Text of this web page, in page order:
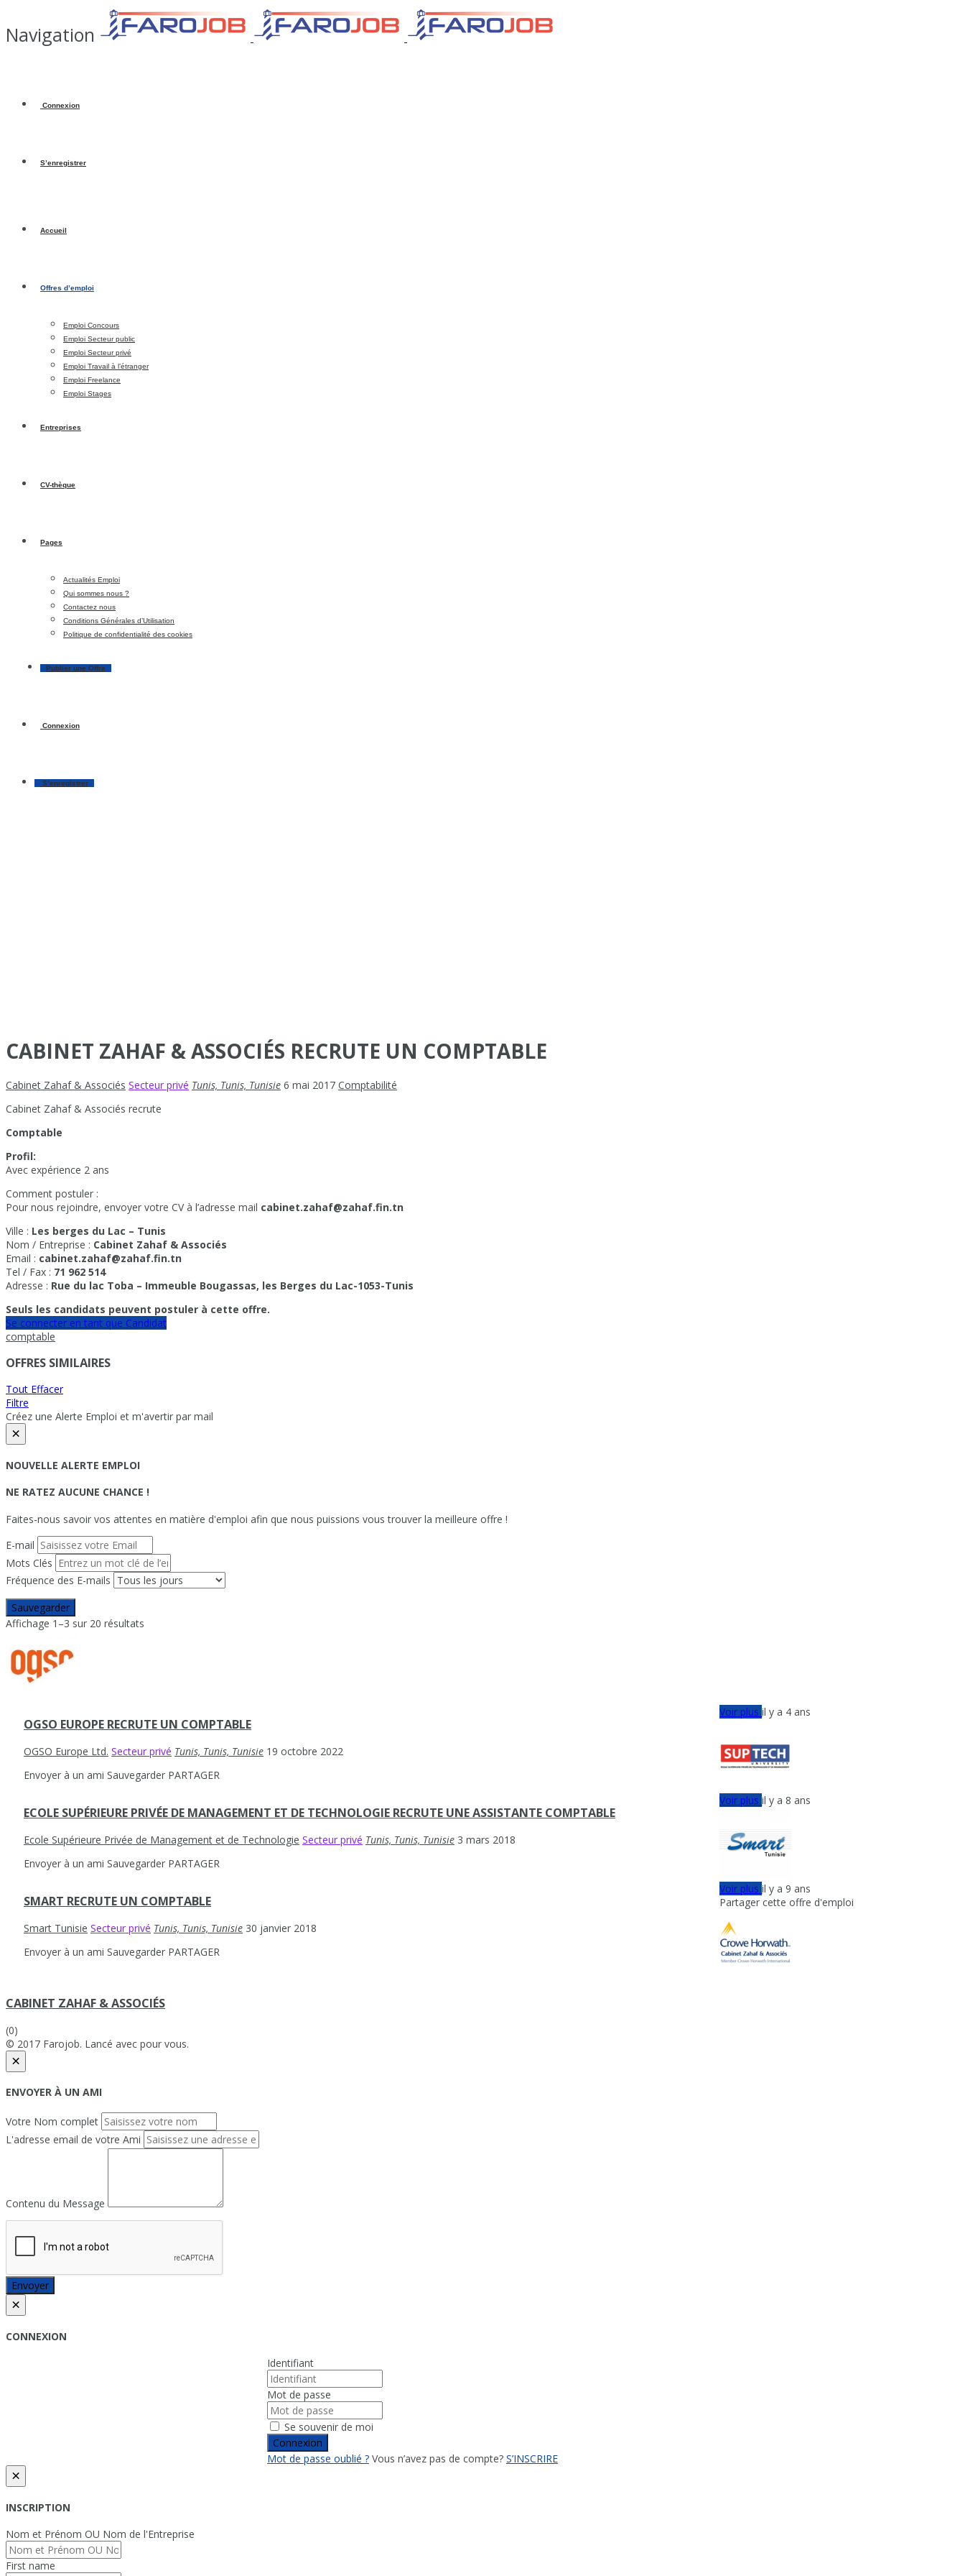
Navigation
Connexion
S’enregistrer
Accueil
Offres d’emploi
Emploi Concours
Emploi Secteur public
Emploi Secteur privé
Emploi Travail à l’étranger
Emploi Freelance
Emploi Stages
Entreprises
CV-thèque
Pages
Actualités Emploi
Qui sommes nous ?
Contactez nous
Conditions Générales d’Utilisation
Politique de confidentialité des cookies
Publier une Offre
Connexion
S’enregistrer
CABINET ZAHAF & ASSOCIÉS RECRUTE UN COMPTABLE
Cabinet Zahaf & Associés Secteur privé Tunis, Tunis, Tunisie 6 mai 2017 Comptabilité
Cabinet Zahaf & Associés recrute
Comptable
Profil:
Avec expérience 2 ans
Comment postuler :
Pour nous rejoindre, envoyer votre CV à l’adresse mail cabinet.zahaf@zahaf.fin.tn
Ville : Les berges du Lac – Tunis
Nom / Entreprise : Cabinet Zahaf & Associés
Email : cabinet.zahaf@zahaf.fin.tn
Tel / Fax : 71 962 514
Adresse : Rue du lac Toba – Immeuble Bougassas, les Berges du Lac-1053-Tunis
Seuls les candidats peuvent postuler à cette offre.
Se connecter en tant que Candidat
comptable
OFFRES SIMILAIRES
Tout Effacer
Filtre
Créez une Alerte Emploi et m'avertir par mail
×
NOUVELLE ALERTE EMPLOI
NE RATEZ AUCUNE CHANCE !
Faites-nous savoir vos attentes en matière d'emploi afin que nous puissions vous trouver la meilleure offre !
E-mail
Mots Clés
Fréquence des E-mails
Sauvegarder
Affichage 1–3 sur 20 résultats
OGSO EUROPE RECRUTE UN COMPTABLE
OGSO Europe Ltd. Secteur privé Tunis, Tunis, Tunisie 19 octobre 2022
Envoyer à un ami Sauvegarder PARTAGER
Voir plusil y a 4 ans
ECOLE SUPÉRIEURE PRIVÉE DE MANAGEMENT ET DE TECHNOLOGIE RECRUTE UNE ASSISTANTE COMPTABLE
Ecole Supérieure Privée de Management et de Technologie Secteur privé Tunis, Tunis, Tunisie 3 mars 2018
Envoyer à un ami Sauvegarder PARTAGER
Voir plusil y a 8 ans
SMART RECRUTE UN COMPTABLE
Smart Tunisie Secteur privé Tunis, Tunis, Tunisie 30 janvier 2018
Envoyer à un ami Sauvegarder PARTAGER
Voir plusil y a 9 ans
Partager cette offre d'emploi
CABINET ZAHAF & ASSOCIÉS
(0)
© 2017 Farojob. Lancé avec pour vous.
×
ENVOYER À UN AMI
Votre Nom complet
L'adresse email de votre Ami
Contenu du Message
Envoyer
×
CONNEXION
Identifiant
Mot de passe
Se souvenir de moi
Connexion
Mot de passe oublié ? Vous n’avez pas de compte? S’INSCRIRE
×
INSCRIPTION
Nom et Prénom OU Nom de l'Entreprise
First name